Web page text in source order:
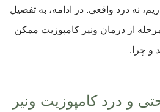
نه درد واقعی. در ادامه، به تفصیل
از درمان ونیر کامپوزیت ممکن
و چرا.
و درد کامپوزیت ونیر